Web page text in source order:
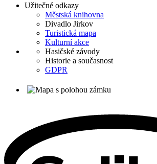
Užitečné odkazy
Městská knihovna
Divadlo Jirkov
Turistická mapa
Kulturní akce
Hasičské závody
Historie a současnost
GDPR